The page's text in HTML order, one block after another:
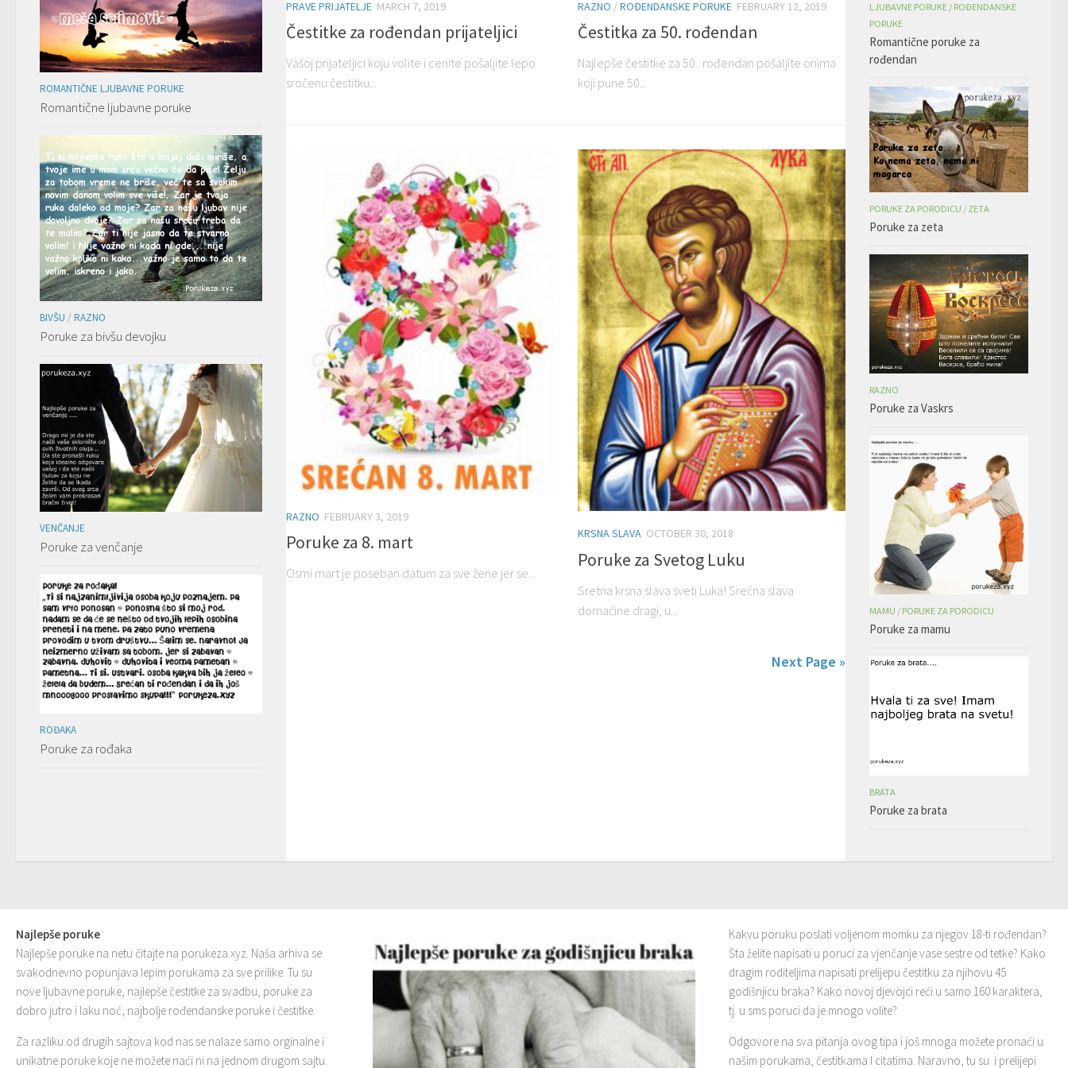
PRAVE PRIJATELJE MARCH 7, 2019
Čestitke za rođendan prijateljici
Vašoj prijateljici koju volite i cenite pošaljite lepo
sročenu čestitku...
RAZNO /ROĐENDANSKE PORUKE FEBRUARY 12, 2019
Čestitka za 50. rođendan
Najlepše čestitke za 50. rođendan pošaljite onima
koji pune 50...
RAZNO FEBRUARY 3, 2019
Poruke za 8. mart
Osmi mart je poseban datum za sve žene jer se...
KRSNA SLAVA OCTOBER 30, 2018
Poruke za Svetog Luku
Sretna krsna slava sveti Luka! Srećna slava
domaćine dragi, u...
Next Page »
ROMANTIČNE LJUBAVNE PORUKE
Romantične ljubavne poruke
BIVŠU / RAZNO
Poruke za bivšu devojku
VENČANJE
Poruke za venčanje
ROĐAKA
Poruke za rođaka
LJUBAVNE PORUKE / ROĐENDANSKE
PORUKE
Romantične poruke za
rođendan
PORUKE ZA PORODICU / ZETA
Poruke za zeta
RAZNO
Poruke za Vaskrs
MAMU / PORUKE ZA PORODICU
Poruke za mamu
BRATA
Poruke za brata
Najlepše poruke
Najlepše poruke na netu čitajte na porukeza.xyz. Naša arhiva se
svakodnevno popunjava lepim porukama za sve prilike. Tu su
nove ljubavne poruke, najlepše čestitke za svadbu, poruke za
dobro jutro i laku noć, najbolje rođendanske poruke i čestitke.
Za razliku od drugih sajtova kod nas se nalaze samo orginalne i
unikatne poruke koje ne možete naći ni na jednom drugom sajtu.
Kakvu poruku poslati voljenom momku za njegov 18-ti rođendan?
Šta želite napisati u poruci za vjenčanje vase sestre od tetke? Kako
dragim roditeljima napisati prelijepu čestitku za njihovu 45
godišnjicu braka? Kako novoj djevojci reći u samo 160 karaktera,
tj. u sms poruci da je mnogo volite?
Odgovore na sva pitanja ovog tipa i još mnoga možete pronaći u
našim porukama, čestitkama I citatima. Naravno, tu su i prelijepi